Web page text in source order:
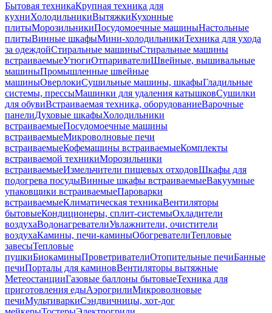
Бытовая техникаКрупная техника для
кухниХолодильникиВытяжкиКухонные
плитыМорозильникиПосудомоечные машиныНастольные
плитыВинные шкафыМини-холодильникиТехника для ухода
за одеждойСтиральные машиныСтиральные машины
встраиваемыеУтюгиОтпаривателиШвейные, вышивальные
машиныПромышленные швейные
машиныОверлокиСушильные машины, шкафыГладильные
системы, прессыМашинки для удаления катышковСушилки
для обувиВстраиваемая техника, оборудованиеВарочные
панелиДуховые шкафыХолодильники
встраиваемыеПосудомоечные машины
встраиваемыеМикроволновые печи
встраиваемыеКофемашины встраиваемыеКомплекты
встраиваемой техникиМорозильники
встраиваемыеИзмельчители пищевых отходовШкафы для
подогрева посудыВинные шкафы встраиваемыеВакуумные
упаковщики встраиваемыеПароварки
встраиваемыеКлиматическая техникаВентиляторы
бытовыеКондиционеры, сплит-системыОхладители
воздухаВодонагревателиУвлажнители, очистители
воздухаКамины, печи-каминыОбогревателиТепловые
завесыТепловые
пушкиБиокаминыПроветривателиОтопительные печиБанные
печиПорталы для каминовВентиляторы вытяжные
МетеостанцииГазовые баллоны бытовыеТехника для
приготовления едыАэрогрилиМикроволновые
печиМультиваркиСэндвичницы, хот-дог